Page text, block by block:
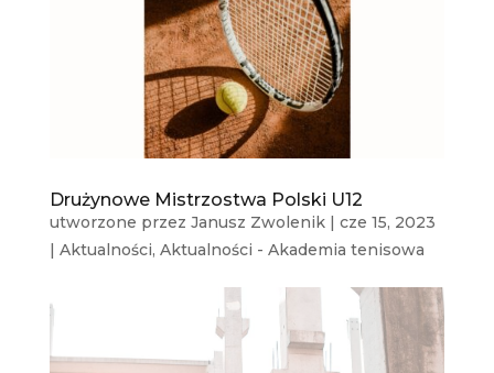
Drużynowe Mistrzostwa Polski U12
utworzone przez Janusz Zwolenik| cze 15, 2023
| Aktualności, Aktualności - Akademia tenisowa